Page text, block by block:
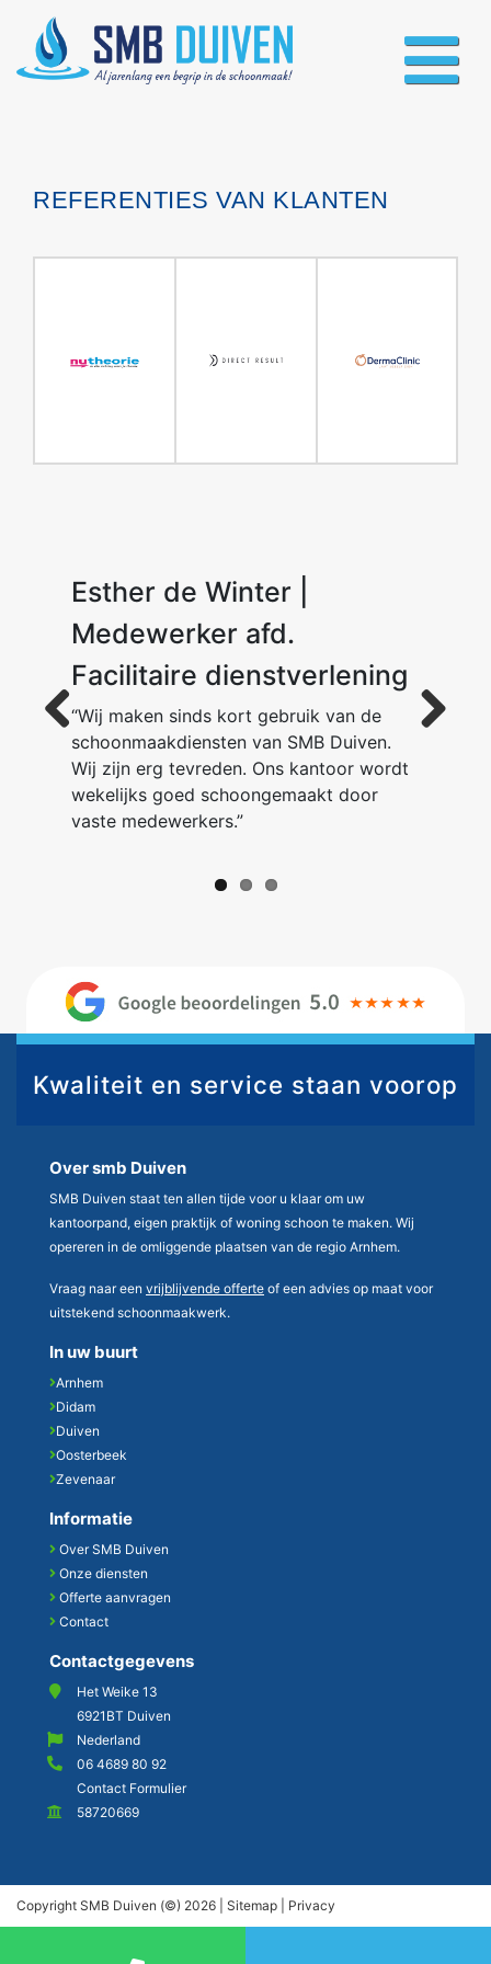
REFERENTIES VAN KLANTEN
Esther de Winter |
Medewerker afd.
Facilitaire dienstverlening
“Wij maken sinds kort gebruik van de
schoonmaakdiensten van SMB Duiven.
Wij zijn erg tevreden. Ons kantoor wordt
wekelijks goed schoongemaakt door
vaste medewerkers.”
Dion van der Ent
M. K.
Previous
Kwaliteit en service staan voorop
Over smb Duiven
SMB Duiven staat ten allen tijde voor u klaar om uw
kantoorpand, eigen praktijk of woning schoon te maken. Wij
opereren in de omliggende plaatsen van de regio Arnhem.
Vraag naar een vrijblijvende offerte of een advies op maat voor
uitstekend schoonmaakwerk.
In uw buurt
Arnhem
Didam
Duiven
Oosterbeek
Zevenaar
Informatie
Over SMB Duiven
Onze diensten
Offerte aanvragen
Contact
Contactgegevens
Het Weike 13
6921BT Duiven
Nederland
06 4689 80 92
Contact Formulier
58720669
Copyright SMB Duiven (©) 2026 | Sitemap Privacy